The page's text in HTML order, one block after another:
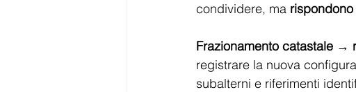
condividere, ma
Frazionamento catastale →
registrare la nuova
subalterni e riferimenti